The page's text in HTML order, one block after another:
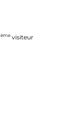
ème visiteur